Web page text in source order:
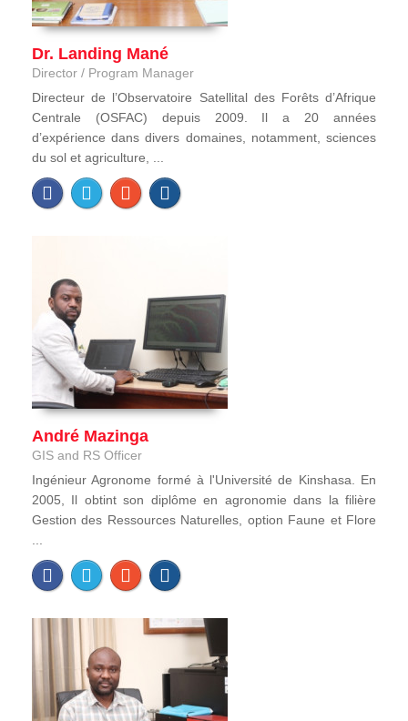
Dr. Landing Mané
Director / Program Manager
Directeur de l’Observatoire Satellital des Forêts d’Afrique
Centrale (OSFAC) depuis 2009. Il a 20 années
d’expérience dans divers domaines, notamment, sciences
du sol et agriculture, ...
André Mazinga
GIS and RS Officer
Ingénieur Agronome formé à l'Université de Kinshasa. En
2005, Il obtint son diplôme en agronomie dans la filière
Gestion des Ressources Naturelles, option Faune et Flore